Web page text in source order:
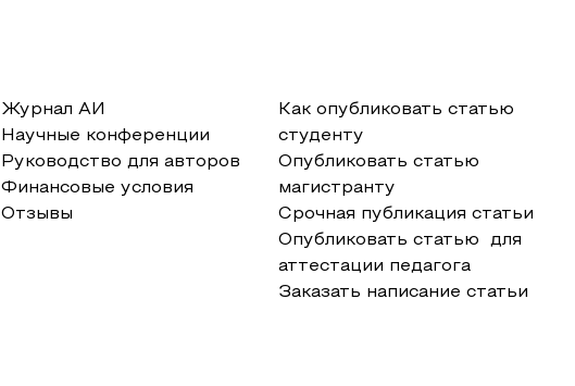
Журнал АИ
Научные конференции
Руководство для авторов
Финансовые условия
Отзывы
Как опубликовать статью
студенту
Опубликовать статью
магистранту
Срочная публикация статьи
Опубликовать статью для
аттестации педагога
Заказать написание статьи